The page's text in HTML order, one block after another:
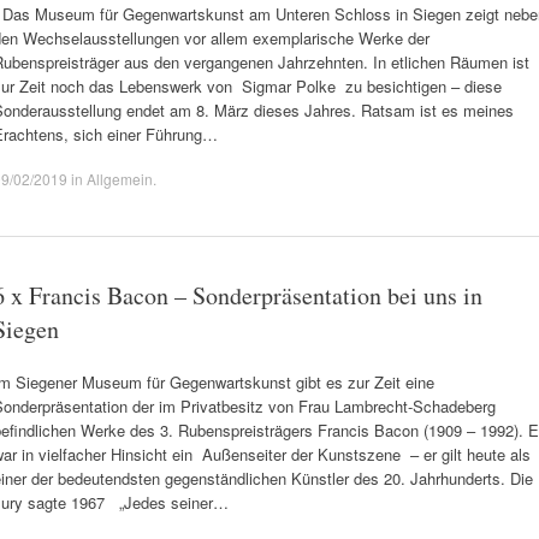
Museum für Gegenwartskunst am Unteren Schloss in Siegen zeigt
Wechselausstellungen vor allem exemplarische Werke der
aus den vergangenen Jahrzehnten. In etlichen Räumen ist
Zeit noch das Lebenswerk von Sigmar Polke zu besichtigen – diese
endet am 8. März dieses Jahres. Ratsam ist es meines
sich einer Führung…
02/2019 in Allgemein
x Francis Bacon – Sonderpräsentation bei uns in
Siegener Museum für Gegenwartskunst gibt es zur Zeit eine
der im Privatbesitz von Frau Lambrecht-Schadeberg
Werke des 3. Rubenspreisträgers Francis Bacon (1909 – 1992).
in vielfacher Hinsicht ein Außenseiter der Kunstszene – er gilt heute als
der bedeutendsten gegenständlichen Künstler des 20. Jahrhunderts. Die
sagte 1967 „Jedes seiner…